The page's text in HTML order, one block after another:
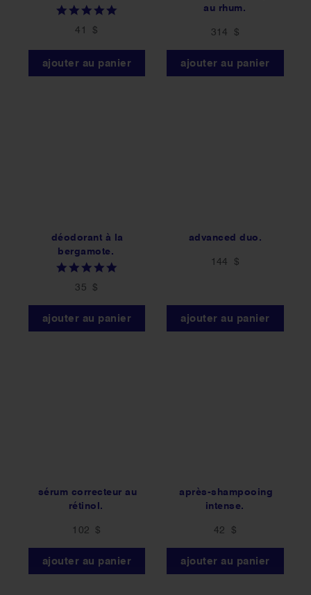
41 $
ajouter au panier
au rhum.
314 $
ajouter au panier
déodorant à la
bergamote.
35 $
ajouter au panier
advanced duo.
144 $
ajouter au panier
sérum correcteur au
rétinol.
102 $
ajouter au panier
après-shampooing
intense.
42 $
ajouter au panier